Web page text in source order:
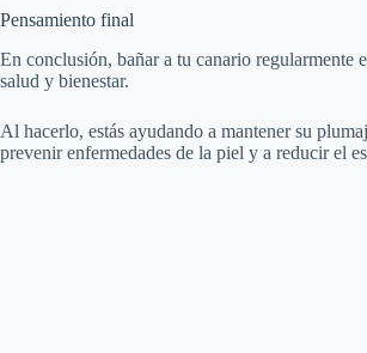
Pensamiento final
En conclusión, bañar a tu canario regularmente
salud y bienestar.
Al hacerlo, estás ayudando a mantener su
prevenir enfermedades de la piel y a reducir el